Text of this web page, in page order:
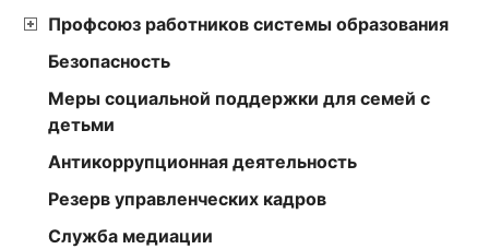
Профсоюз работников системы образования
Безопасность
Меры социальной поддержки для семей с
детьми
Антикоррупционная деятельность
Резерв управленческих кадров
Служба медиации